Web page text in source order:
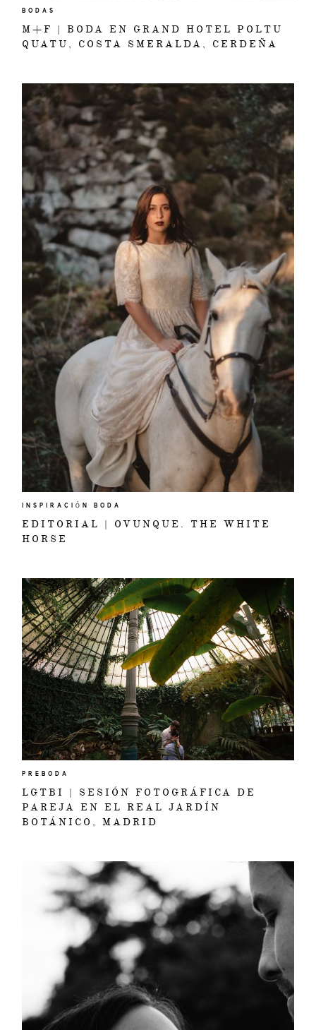
BODAS
M+F | BODA EN GRAND HOTEL POLTU
QUATU, COSTA SMERALDA, CERDEÑA
INSPIRACIÓN BODA
EDITORIAL | OVUNQUE. THE WHITE
HORSE
PREBODA
LGTBI | SESIÓN FOTOGRÁFICA DE
PAREJA EN EL REAL JARDÍN
BOTÁNICO, MADRID